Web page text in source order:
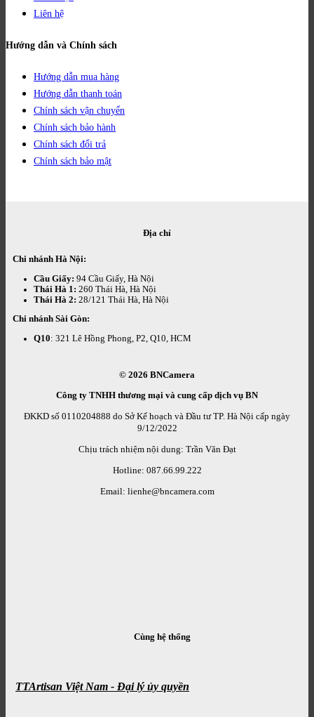
Liên hệ
Hướng dẫn và Chính sách
Hướng dẫn mua hàng
Hướng dẫn thanh toán
Chính sách vận chuyển
Chính sách bảo hành
Chính sách đổi trả
Chính sách bảo mật
Địa chỉ
Chi nhánh Hà Nội:
Cầu Giấy: 94 Cầu Giấy, Hà Nội
Thái Hà 1: 260 Thái Hà, Hà Nội
Thái Hà 2: 28/121 Thái Hà, Hà Nội
Chi nhánh Sài Gòn:
Q10: 321 Lê Hồng Phong, P2, Q10, HCM
© 2026 BNCamera
Công ty TNHH thương mại và cung cấp dịch vụ BN
ĐKKD số 0110204888 do Sở Kế hoạch và Đầu tư TP. Hà Nội cấp ngày
9/12/2022
Chịu trách nhiệm nội dung: Trần Văn Đạt
Hotline: 087.66.99.222
Email: lienhe@bncamera.com
Cùng hệ thống
TTArtisan Việt Nam - Đại lý ủy quyền